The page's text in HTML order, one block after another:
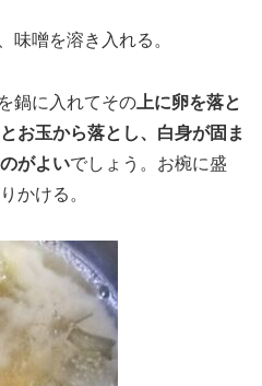
味噌を溶き入れる。
を鍋に入れてその 上に卵を落と
お玉から落とし、白身が固ま
がよいでしょう。お椀に盛
かける。